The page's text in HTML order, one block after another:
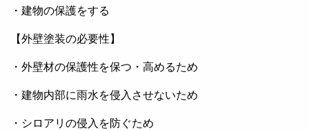
・建物の保護をする
【外壁塗装の必要性】
・外壁材の保護性を保つ・高めるため
・建物内部に雨水を侵入させないため
・シロアリの侵入を防ぐため